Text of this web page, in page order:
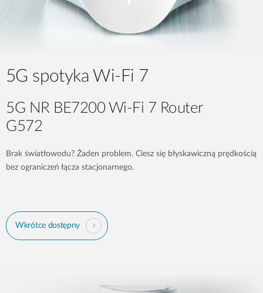
5G spotyka Wi-Fi 7
5G NR BE7200 Wi-Fi 7 Router
G572​
Brak światłowodu? Żaden problem. Ciesz się błyskawiczną prędkością
bez ograniczeń łącza stacjonarnego.
Wkrótce dostępny